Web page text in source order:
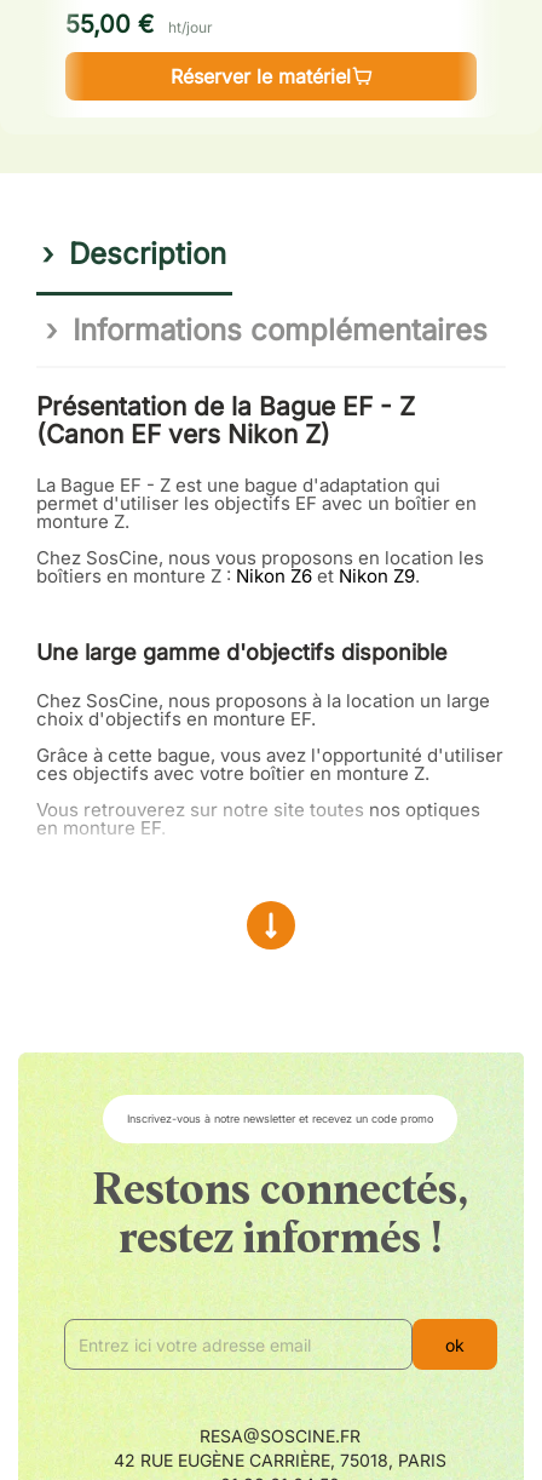
55,00 € ht/jour
Réserver le matériel
Description
Informations complémentaires
Présentation de la Bague EF - Z
(Canon EF vers Nikon Z)
La Bague EF - Z est une bague d'adaptation qui
permet d'utiliser les objectifs EF avec un boîtier en
monture Z.
Chez SosCine, nous vous proposons en location les
boîtiers en monture Z : Nikon Z6 et Nikon Z9.
Une large gamme d'objectifs disponible
Chez SosCine, nous proposons à la location un large
choix d'objectifs en monture EF.
Grâce à cette bague, vous avez l'opportunité d'utiliser
ces objectifs avec votre boîtier en monture Z.
Vous retrouverez sur notre site toutes nos optiques
en monture EF.
Fonctionnalités compatibles
- Mise au point automatique
- Exposition automatique
- Métadonnées EXIF
Maintien de la mise au point
Une option très intéressante est disponible sur cette
bague (TECHART TZC-01), c'est le bouton de maintien
de la mise au point.
En effet, ce bouton, positionné sur le côté de la bague
d'adaptation, vous permet de définir la mise au point
automatique sur une zone spécifique de l'image.
Bien entendu, cette option n'est fonctionnelle
qu'avec les objectifs et les boîtiers compatibles.
Inscrivez-vous à notre newsletter et recevez un code promo
Restons connectés,
restez informés !
RESA@SOSCINE.FR
42 RUE EUGÈNE CARRIÈRE, 75018, PARIS